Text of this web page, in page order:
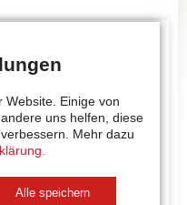
Website. Einige von
uns helfen, diese
Mehr dazu
Alle speichern